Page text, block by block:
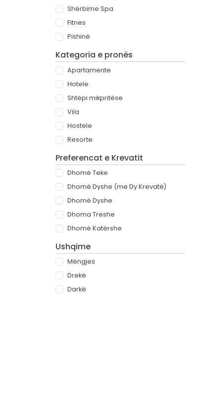
Shërbime Spa
Fitnes
Pishinë
Kategoria e pronës
Apartamente
Hotele
Shtëpi mikpritëse
Vila
Hostele
Resorte
Preferencat e Krevatit
Dhomë Teke
Dhomë Dyshe (me Dy Krevatë)
Dhomë Dyshe
Dhoma Treshe
Dhomë Katërshe
Ushqime
Mëngjes
Drekë
Darkë